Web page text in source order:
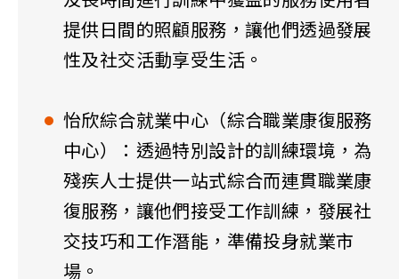
提供日間的照顧服務，讓他們透過發展
性及社交活動享受生活。
怡欣綜合就業中心（綜合職業康復服務
中心）：透過特別設計的訓練環境，為
殘疾人士提供一站式綜合而連貫職業康
復服務，讓他們接受工作訓練，發展社
交技巧和工作潛能，準備投身就業市
場。